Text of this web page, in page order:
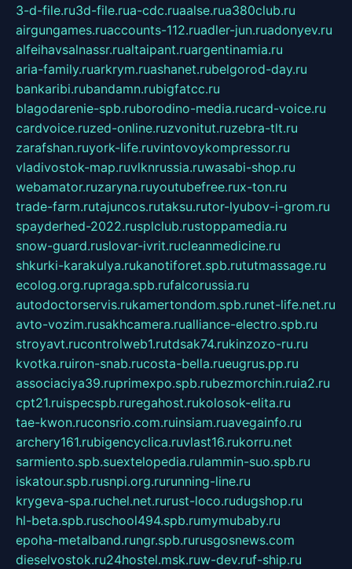
3-d-file.ru3d-file.rua-cdc.ruaalse.rua380club.ru
airgungames.ruaccounts-112.ruadler-jun.ruadonyev.ru
alfeihavsalnassr.rualtaipant.ruargentinamia.ru
aria-family.ruarkrym.ruashanet.rubelgorod-day.ru
bankaribi.rubandamn.rubigfatcc.ru
blagodarenie-spb.ruborodino-media.rucard-voice.ru
cardvoice.ruzed-online.ruzvonitut.ruzebra-tlt.ru
zarafshan.ruyork-life.ruvintovoykompressor.ru
vladivostok-map.ruvlknrussia.ruwasabi-shop.ru
webamator.ruzaryna.ruyoutubefree.rux-ton.ru
trade-farm.rutajuncos.rutaksu.rutor-lyubov-i-grom.ru
spayderhed-2022.rusplclub.rustoppamedia.ru
snow-guard.ruslovar-ivrit.rucleanmedicine.ru
shkurki-karakulya.rukanotiforet.spb.rututmassage.ru
ecolog.org.rupraga.spb.rufalcorussia.ru
autodoctorservis.rukamertondom.spb.runet-life.net.ru
avto-vozim.rusakhcamera.rualliance-electro.spb.ru
stroyavt.rucontrolweb1.rutdsak74.rukinzozo-ru.ru
kvotka.ruiron-snab.rucosta-bella.rueugrus.pp.ru
associaciya39.ruprimexpo.spb.rubezmorchin.ruia2.ru
cpt21.ruispecspb.ruregahost.rukolosok-elita.ru
tae-kwon.ruconsrio.com.ruinsiam.ruavegainfo.ru
archery161.rubigencyclica.ruvlast16.rukorru.net
sarmiento.spb.suextelopedia.rulammin-suo.spb.ru
iskatour.spb.rusnpi.org.rurunning-line.ru
krygeva-spa.ruchel.net.rurust-loco.rudugshop.ru
hl-beta.spb.ruschool494.spb.rumymubaby.ru
epoha-metalband.rungr.spb.rurusgosnews.com
dieselvostok.ru24hostel.msk.ruw-dev.ruf-ship.ru